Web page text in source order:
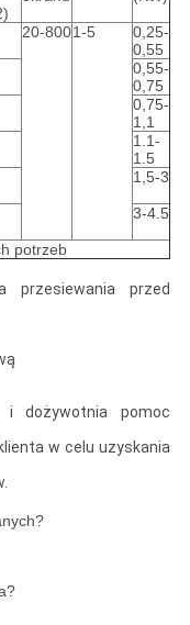
20-8001-5
0,25-
0,55
0,55-
0,75
0,75-
1,1
1.1-
1.5
1,5-3
3-4.5
potrzeb
przesiewania przed
i dożywotnia pomoc
w celu uzyskania